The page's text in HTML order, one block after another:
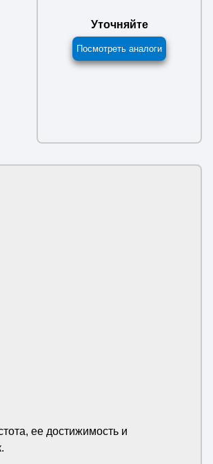
Уточняйте
Посмотреть аналоги
ее достижимость и